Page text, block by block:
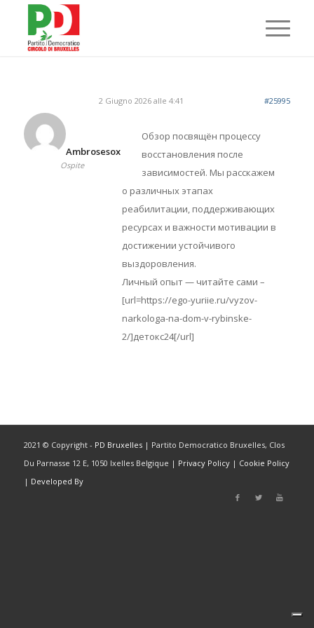
2 Giugno 2026 alle 4:41 #25995
Ambrosesox
Ospite
Обзор посвящён процессу
восстановления после
зависимостей. Мы расскажем
о различных этапах
реабилитации, поддерживающих
ресурсах и важности мотивации в
достижении устойчивого
выздоровления.
Личный опыт — читайте сами –
[url=https://ego-yuriie.ru/vyzov-
narkologa-na-dom-v-rybinske-
2/]детокс24[/url]
2021 © Copyright - PD Bruxelles| Partito Democratico Bruxelles, Clos
Du Parnasse 12 E, 1050 Ixelles Belgique | Privacy Policy| Cookie Policy
| Developed By